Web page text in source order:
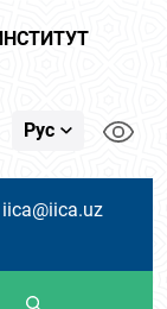
Рус
iica@iica.uz